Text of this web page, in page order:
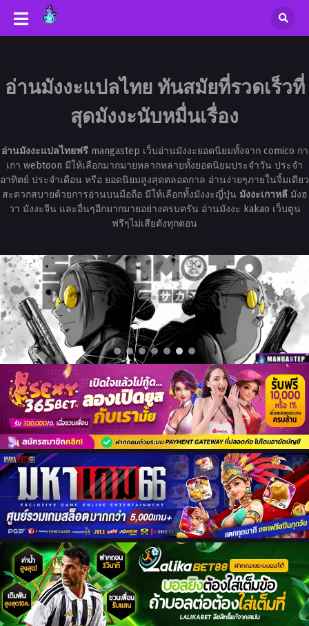
อ่านมังงะแปลไทย ทันสมัยที่รวดเร็วที่
สุดมังงะนับหมื่นเรื่อง
อ่านมังงะแปลไทยฟรีmangastep เว็บอ่านมังงะยอดนิยมทั้งจาก comico กา
เกา webtoon มีให้เลือกมากมายหลากหลายทั้งยอดนิยมประจำวัน ประจำ
อาทิตย์ ประจำเดือน หรือ ยอดนิยมสูงสุดตลอดกาล อ่านง่ายๆภายในจิ้มเดียว
สะดวกสบายด้วยการอ่านบนมือถือ มีให้เลือกทั้งมังงะญี่ปุ่น มังงะเกาหลีมังฮ
วา มังงะจีน และอื่นๆอีกมากมายอย่างครบครัน อ่านมังงะ kakao เว็บตูน
ฟรีๆไม่เสียตังทุกตอน